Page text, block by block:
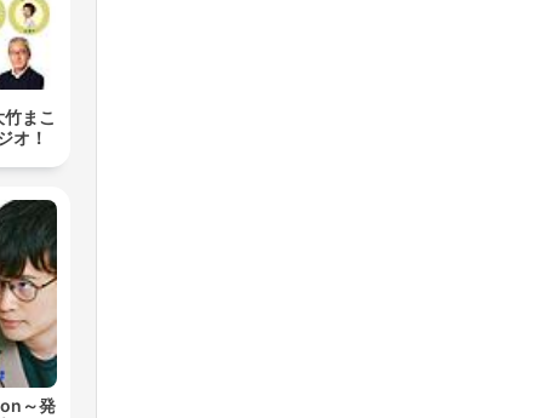
まこ
オ！
～発